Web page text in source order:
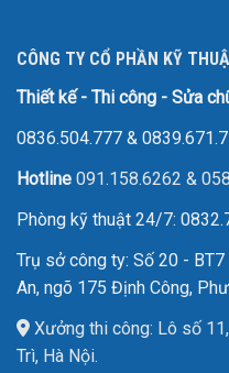
CÔNG TY CỔ PHẦN KỸ
Thiết kế - Thi công - Sửa
0836.504.777 &
Hotline 091.158.6262 &
Phòng kỹ thuật 24/7:
Trụ sở công ty: Số 20 -
An, ngõ 175 Định Công,
Xưởng thi công: Lô số
Trì, Hà Nội.